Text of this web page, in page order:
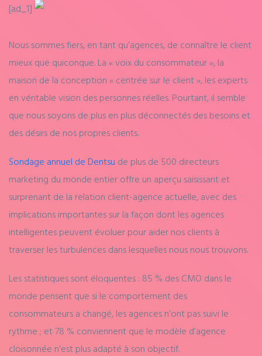
[ad_1]
Nous sommes fiers, en tant qu’agences, de connaître le client
mieux que quiconque. La « voix du consommateur », la
maison de la conception « centrée sur le client », les experts
en véritable vision des personnes réelles. Pourtant, il semble
que nous soyons de plus en plus déconnectés des besoins et
des désirs de nos propres clients.
Sondage annuel de Dentsu de plus de 500 directeurs
marketing du monde entier offre un aperçu saisissant et
surprenant de la relation client-agence actuelle, avec des
implications importantes sur la façon dont les agences
intelligentes peuvent évoluer pour aider nos clients à
traverser les turbulences dans lesquelles nous nous trouvons.
Les statistiques sont éloquentes : 85 % des CMO dans le
monde pensent que si le comportement des
consommateurs a changé, les agences n’ont pas suivi le
rythme ; et 78 % conviennent que le modèle d’agence
cloisonnée n’est plus adapté à son objectif.